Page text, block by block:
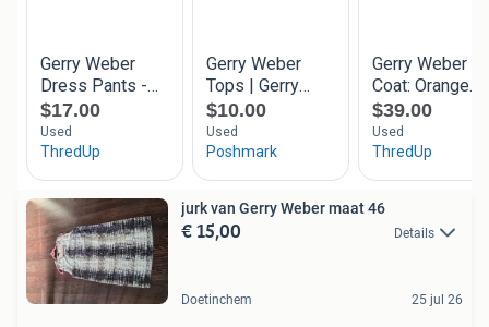
jurk van Gerry Weber maat 46
€ 15,00 Details
Doetinchem 25 jul 26